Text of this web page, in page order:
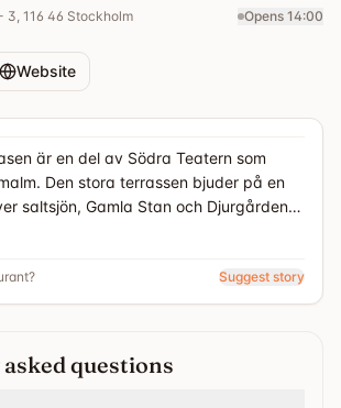
3, 116 46 Stockholm Opens 14:00
Website
är en del av Södra Teatern som
Den stora terrassen bjuder på en
saltsjön, Gamla Stan och Djurgården
njuta av eftermiddagssolen, live
Suggest story
questions